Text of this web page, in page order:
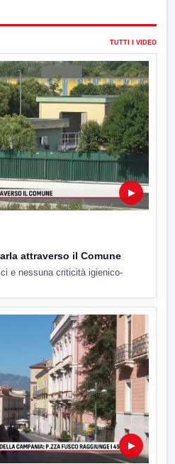
TUTTI I VIDEO
▶
attraverso il Comune
e nessuna criticità igienico-
▶